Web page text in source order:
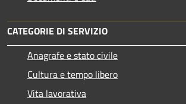
CATEGORIE DI SERVIZIO
Anagrafe e stato civile
Cultura e tempo libero
Vita lavorativa